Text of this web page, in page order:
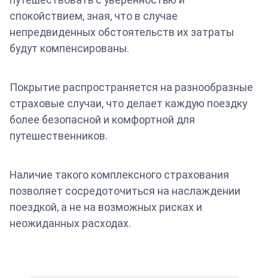
спокойствием, зная, что в случае
непредвиденных обстоятельств их затраты
будут компенсированы.
Покрытие распространяется на разнообразные
страховые случаи, что делает каждую поездку
более безопасной и комфортной для
путешественников.
Наличие такого комплексного страхования
позволяет сосредоточиться на наслаждении
поездкой, а не на возможных рисках и
неожиданных расходах.